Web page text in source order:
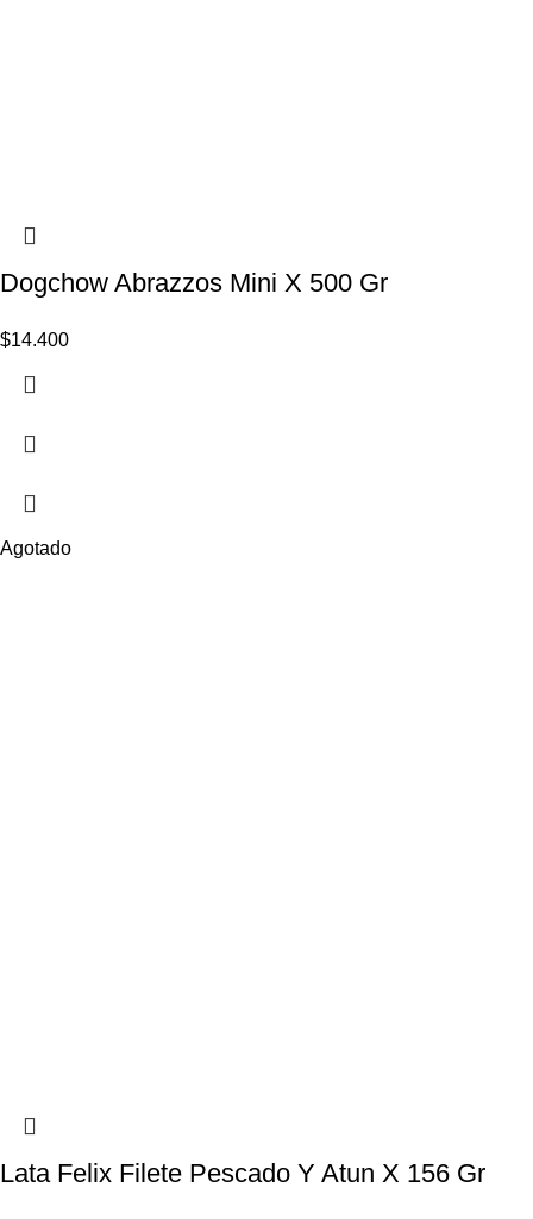
Dogchow Abrazzos Mini X 500 Gr
$14.400
Agotado
Lata Felix Filete Pescado Y Atun X 156 Gr